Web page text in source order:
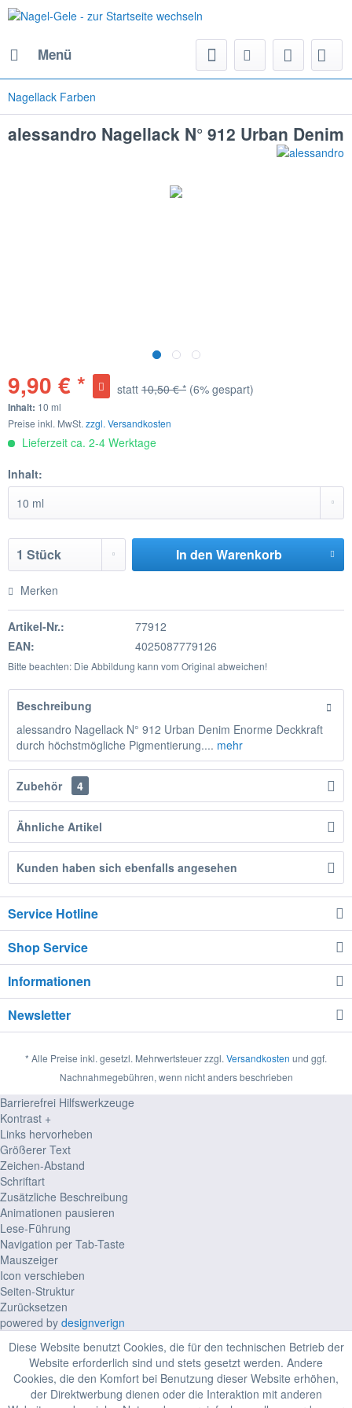
Menü
Nagellack Farben
alessandro Nagellack N° 912 Urban Denim
9,90 € * statt 10,50 € * (6% gespart)
Inhalt: 10 ml
Preise inkl. MwSt. zzgl. Versandkosten
Lieferzeit ca. 2-4 Werktage
Inhalt:
In den Warenkorb
Merken
Artikel-Nr.:
77912
EAN:
4025087779126
Bitte beachten: Die Abbildung kann vom Original abweichen!
Beschreibung
alessandro Nagellack N° 912 Urban Denim Enorme Deckkraft
durch höchstmögliche Pigmentierung.... mehr
Zubehör 4
Ähnliche Artikel
Kunden haben sich ebenfalls angesehen
Service Hotline
Shop Service
Informationen
Newsletter
* Alle Preise inkl. gesetzl. Mehrwertsteuer zzgl. Versandkosten und ggf.
Nachnahmegebühren, wenn nicht anders beschrieben
Diese Website benutzt Cookies, die für den technischen Betrieb der
Website erforderlich sind und stets gesetzt werden. Andere
Cookies, die den Komfort bei Benutzung dieser Website erhöhen,
der Direktwerbung dienen oder die Interaktion mit anderen
Barrierefrei Hilfswerkzeuge
Kontrast +
Links hervorheben
Größerer Text
Zeichen-Abstand
Schriftart
Zusätzliche Beschreibung
Animationen pausieren
Lese-Führung
Navigation per Tab-Taste
Mauszeiger
Icon verschieben
Seiten-Struktur
Zurücksetzen
powered by designverign